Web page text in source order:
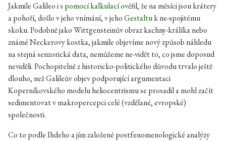
Jakmile Galileo is pomocí kalkulacíověřil, že na měsíci jsou krátery
a pohoří, došlo v jeho vnímání, v jehoGestaltuk ne-spojitému
skoku. Podobně jako Wittgensteinův obraz kachny-králíka nebo
známé Neckerovy kostka, jakmile objevíme nový způsob náhledu
na stejná senzorická data, nemůžeme ne-vidět to, co jsme doposud
neviděli. Pochopitelně z historicko-politického důvodu trvalo ještě
dlouho, než Galileův objev podporující argumentaci
Koperníkovského modelu heliocentrismu se prosadil a mohl začít
sedimentovat v makropercepci celé (vzdělané, evropské)
společnosti.
Co to podle Ihdeho a jím založené postfenomenologické analýzy